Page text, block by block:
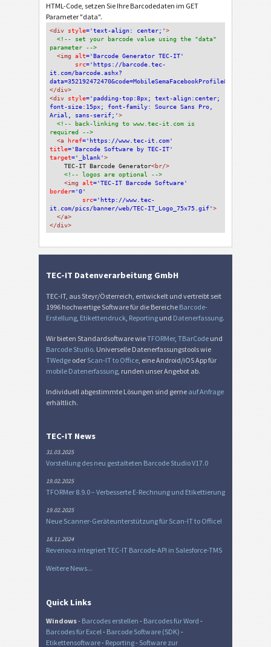
HTML-Code, setzen Sie Ihre Barcodedaten im GET
Parameter "data".
<div style='text-align: center;'>
<!-- set your barcode value using the "data"
parameter -->
<img alt='Barcode Generator TEC-IT'
src='https://barcode.tec-
it.com/barcode.ashx?
</div>
<div style='padding-top:8px; text-align:center;
font-size:15px; font-family: Source Sans Pro,
Arial, sans-serif;'>
<!-- back-linking to www.tec-it.com is
required -->
<a href='https://www.tec-it.com'
title='Barcode Software by TEC-IT'
target='_blank'>
TEC-IT Barcode Generator<br/>
<!-- logos are optional -->
<img alt='TEC-IT Barcode Software'
border='0'
src='http://www.tec-
it.com/pics/banner/web/TEC-IT_Logo_75x75.gif'>
</a>
</div>
TEC-IT Datenverarbeitung GmbH
TEC-IT, aus Steyr/Österreich, entwickelt und vertreibt seit
1996 hochwertige Software für die Bereiche Barcode-
Erstellung Etikettendruck Reporting und Datenerfassung.
Wir bieten Standardsoftware wieTFORMer, TBarCode und
Barcode Studio. Universelle Datenerfassungstools wie
TWedge oder Scan-IT to Office , eine Android/iOS App für
mobile Datenerfassung , runden unser Angebot ab.
Individuell abgestimmte Lösungen sind gerne auf Anfrage
erhältlich.
TEC-IT News
31.03.2025
Vorstellung des neu gestalteten Barcode Studio V17.0
19.02.2025
TFORMer 8.9.0 – Verbesserte E-Rechnung und Etikettierung
19.02.2025
Neue Scanner-Geräteunterstützung für Scan-IT to Office!
18.11.2024
Revenova integriert TEC-IT Barcode-API in Salesforce-TMS
Weitere News...
Quick Links
Windows- Barcodes erstellen - Barcodes für Word -
Barcodes für Excel - Barcode Software (SDK) -
Etikettensoftware- Reporting- Software zur